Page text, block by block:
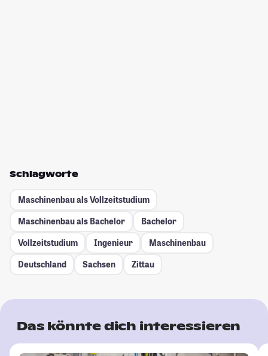
Schlagworte
Maschinenbau als Vollzeitstudium
Maschinenbau als Bachelor
Bachelor
Vollzeitstudium
Ingenieur
Maschinenbau
Deutschland
Sachsen Zittau
Das könnte dich interessieren